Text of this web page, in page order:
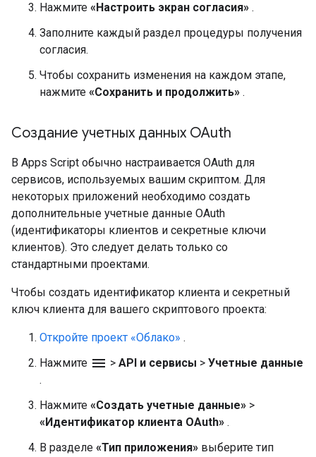
Нажмите «Настроить экран согласия» .
Заполните каждый раздел процедуры получения
согласия.
Чтобы сохранить изменения на каждом этапе,
нажмите «Сохранить и продолжить» .
Создание учетных данных OAuth
В Apps Script обычно настраивается OAuth для
сервисов, используемых вашим скриптом. Для
некоторых приложений необходимо создать
дополнительные учетные данные OAuth
(идентификаторы клиентов и секретные ключи
клиентов). Это следует делать только со
стандартными проектами.
Чтобы создать идентификатор клиента и секретный
ключ клиента для вашего скриптового проекта:
Откройте проект «Облако» .
Нажмите menu > API и сервисы > Учетные данные
.
Нажмите «Создать учетные данные» >
«Идентификатор клиента OAuth» .
В разделе «Тип приложения» выберите тип